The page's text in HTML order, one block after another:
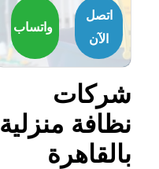
اتصل
الآن
واتساب
شركات
نظافة منزلية
بالقاهرة